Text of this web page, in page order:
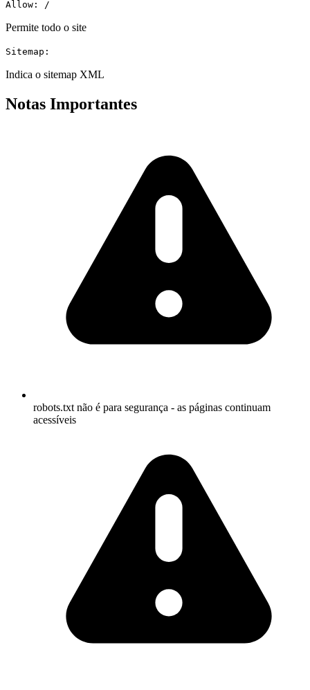
Allow: /
Permite todo o site
Sitemap:
Indica o sitemap XML
Notas Importantes
robots.txt não é para segurança - as páginas continuam
acessíveis